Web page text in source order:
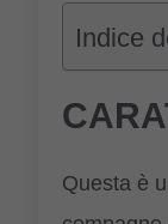
Indice
Questa è